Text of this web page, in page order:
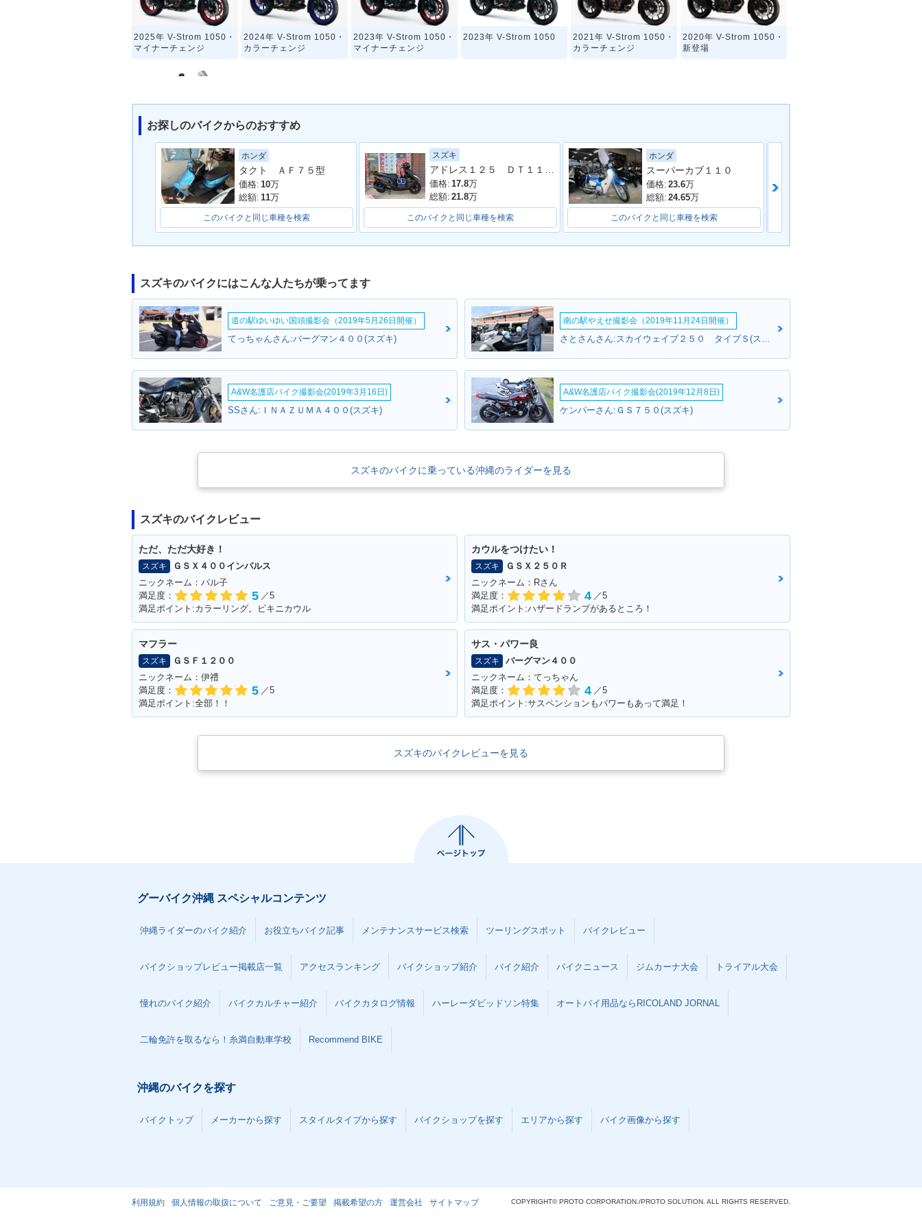
2025年 V-Strom 1050・
マイナーチェンジ
2024年 V-Strom 1050・
カラーチェンジ
2023年 V-Strom 1050・
マイナーチェンジ
2023年 V-Strom 1050
2021年 V-Strom 1050・
カラーチェンジ
2020年 V-Strom 1050・
新登場
2020年 V-Strom 1050
お探しのバイクからのおすすめ
ホンダ
タクト ＡＦ７５型
価格: 10万
総額: 11万
このバイクと同じ車種を検索
スズキ
アドレス１２５ ＤＴ１１Ａ型 ２０２０年モデル ＬＥＤヘッドライト リアキャリア マルチマウントバー
価格: 17.8万
総額: 21.8万
このバイクと同じ車種を検索
ホンダ
スーパーカブ１１０
価格: 23.6万
総額: 24.65万
このバイクと同じ車種を検索
スズキのバイクにはこんな人たちが乗ってます
道の駅ゆいゆい国頭撮影会（2019年5月26日開催）
てっちゃんさん:バーグマン４００(スズキ)
南の駅やえせ撮影会（2019年11月24日開催）
さとさんさん:スカイウェイブ２５０ タイプＳ(スズキ)
A&W名護店バイク撮影会(2019年3月16日)
SSさん:ＩＮＡＺＵＭＡ４００(スズキ)
A&W名護店バイク撮影会(2019年12月8日)
ケンパーさん:ＧＳ７５０(スズキ)
スズキのバイクに乗っている沖縄のライダーを見る
スズキのバイクレビュー
ただ、ただ大好き！
スズキ
ＧＳＸ４００インパルス
ニックネーム：パル子
満足度：
5 ／5
満足ポイント:カラーリング。ビキニカウル
カウルをつけたい！
スズキ
ＧＳＸ２５０Ｒ
ニックネーム：Rさん
満足度：
4 ／5
満足ポイント:ハザードランプがあるところ！
マフラー
スズキ
ＧＳＦ１２００
ニックネーム：伊禮
満足度：
5 ／5
満足ポイント:全部！！
サス・パワー良
スズキ
バーグマン４００
ニックネーム：てっちゃん
満足度：
4 ／5
満足ポイント:サスペンションもパワーもあって満足！
スズキのバイクレビューを見る
グーバイク沖縄 スペシャルコンテンツ
沖縄ライダーのバイク紹介 お役立ちバイク記事 メンテナンスサービス検索 ツーリングスポット バイクレビュー
バイクショップレビュー掲載店一覧 アクセスランキング バイクショップ紹介 バイク紹介 バイクニュース ジムカーナ大会 トライアル大会
憧れのバイク紹介 バイクカルチャー紹介 バイクカタログ情報 ハーレーダビッドソン特集 オートバイ用品ならRICOLAND JORNAL
二輪免許を取るなら！糸満自動車学校 Recommend BIKE
沖縄のバイクを探す
バイクトップ メーカーから探す スタイルタイプから探す バイクショップを探す エリアから探す バイク画像から探す
利用規約 個人情報の取扱について ご意見・ご要望 掲載希望の方 運営会社 サイトマップ COPYRIGHT© PROTO CORPORATION./PROTO SOLUTION. ALL RIGHTS RESERVED.